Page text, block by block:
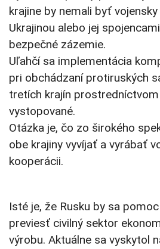
krajine by nemali byť
Ukrajinou alebo jej
bezpečné zázemie.
Uľahčí sa implementácia
pri obchádzaní protiruských
tretích krajín
vystopované.
Otázka je, čo zo širokého
obe krajiny vyvíjať a vyrábať
kooperácii.
Isté je, že Rusku by sa
previesť civilný sektor
výrobu. Aktuálne sa vyskytol